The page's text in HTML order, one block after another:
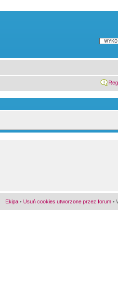
Ekipa • Usuń cookies utworzone przez forum •